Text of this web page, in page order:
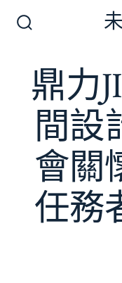
切
換
開
關
鼎力
間設
會關
任務